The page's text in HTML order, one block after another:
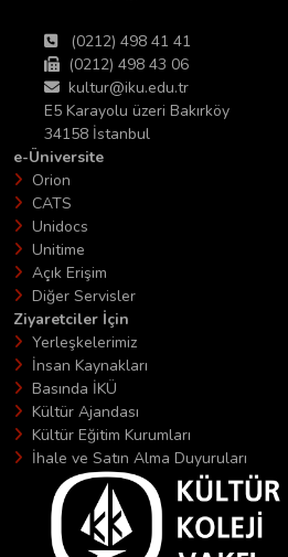
(0212) 498 41 41
(0212) 498 43 06
kultur@iku.edu.tr
E5 Karayolu üzeri Bakırköy
34158 İstanbul
e-Üniversite
Orion
CATS
Unidocs
Unitime
Açık Erişim
Diğer Servisler
Ziyaretciler İçin
Yerleşkelerimiz
İnsan Kaynakları
Basında İKÜ
Kültür Ajandası
Kültür Eğitim Kurumları
İhale ve Satın Alma Duyuruları